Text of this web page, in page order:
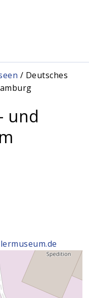
/ Deutsches
und